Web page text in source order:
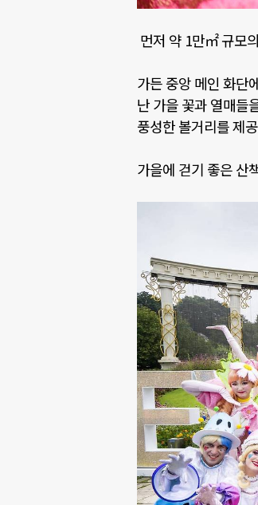
먼저 약 1만㎡ 규모
가든 중앙 메인 화단
난 가을 꽃과 열매들
풍성한 볼거리를 제
가을에 걷기 좋은 산